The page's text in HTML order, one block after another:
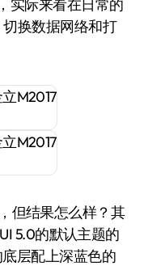
实际来看在日常的
换数据网络和打
但结果怎么样？其
5.0的默认主题的
层配上深蓝色的